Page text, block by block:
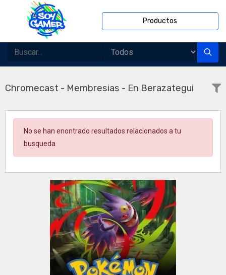
Productos
Chromecast - Membresias - En Berazategui
No se han enontrado resultados relacionados a tu
busqueda